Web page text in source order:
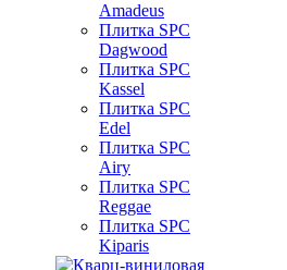
Amadeus
Плитка SPC
Dagwood
Плитка SPC
Kassel
Плитка SPC
Edel
Плитка SPC
Airy
Плитка SPC
Reggae
Плитка SPC
Kiparis